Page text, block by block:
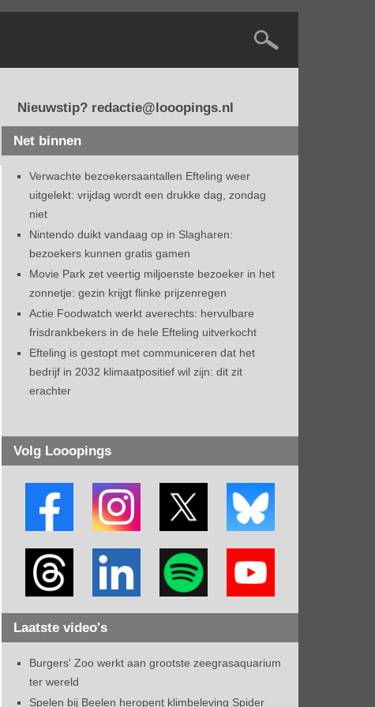
Nieuwstip? redactie@looopings.nl
Net binnen
Verwachte bezoekersaantallen Efteling weer
uitgelekt: vrijdag wordt een drukke dag, zondag
niet
Nintendo duikt vandaag op in Slagharen:
bezoekers kunnen gratis gamen
Movie Park zet veertig miljoenste bezoeker in het
zonnetje: gezin krijgt flinke prijzenregen
Actie Foodwatch werkt averechts: hervulbare
frisdrankbekers in de hele Efteling uitverkocht
Efteling is gestopt met communiceren dat het
bedrijf in 2032 klimaatpositief wil zijn: dit zit
erachter
Volg Looopings
Laatste video's
Burgers' Zoo werkt aan grootste zeegrasaquarium
ter wereld
Spelen bij Beelen heropent klimbeleving Spider